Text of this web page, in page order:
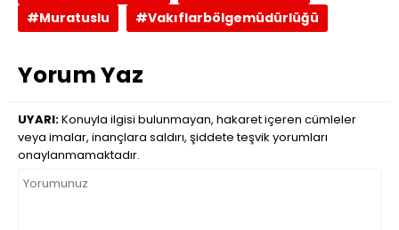
#Muratuslu
#Vakıflarbölgemüdürlüğü
Yorum Yaz
UYARI:Konuyla ilgisi bulunmayan, hakaret içeren cümleler
veya imalar, inançlara saldırı, şiddete teşvik yorumları
onaylanmamaktadır.